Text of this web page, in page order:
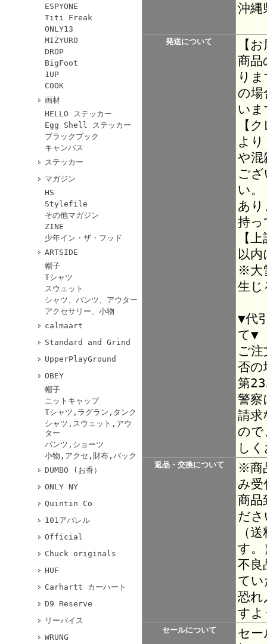
ESPYONE
Titi Freak
ONLY13
MIZYURO
DROP
BigFoot
1UP
COOK
画材
HELLO ステッカー
Egg Shell ステッカー
ブラックブック
キャンバス
ステッカー
マガジン
HS
Stylefile
その他マガジン
ZINE
少年イン・ザ・フッド
ARTSIDE
帽子
Tシャツ
スウェット
シャツ、パンツ、アウター
アクセサリー、小物
calmaart
Standard and Grind
UpperPlayGround
OBEY
帽子
ニットキャップ
Tシャツ,ラグラン,タンク
シャツ,スウェット,アウ
ター
パンツ,ショーツ
小物,アクセ,財布,バック
DUMBO (お香）
ONLY NY
Quintin Co
101アパレル
Official
Chuck originals
HUF
Carhartt カーハート
D9 Reserve
リーバイス
WRUNG
沖縄
発送について
【
商品
り
の場
い
【
よ
や混
ご
い
あ
持っ
【
以内
※大
生じ
▼代
て▼
ご
否の
第
警察
請求
ので
し
返品・交換について
※商
み受
商品
だ
（
す。
不良
て
恐れ
すよ
セールについて
セ